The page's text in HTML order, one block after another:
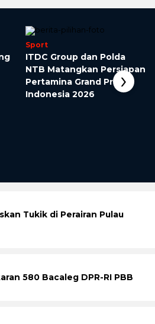
Sport
ITDC Group dan Polda
NTB Matangkan Persiapan
Pertamina Grand Prix of
Indonesia 2026
›
Tukik di Perairan Pulau
580 Bacaleg DPR-RI PBB